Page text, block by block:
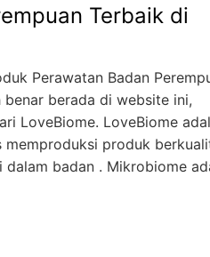
Terbaik di
Perawatan Badan
berada di website ini,
LoveBiome. LoveBiome
memproduksi produk
badan . Mikrobiome